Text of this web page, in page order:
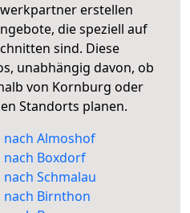
erstellen
die speziell auf
sind. Diese
unabhängig davon, ob
von Kornburg oder
Standorts planen.
Almoshof
nach Boxdorf
Schmalau
nach Birnthon